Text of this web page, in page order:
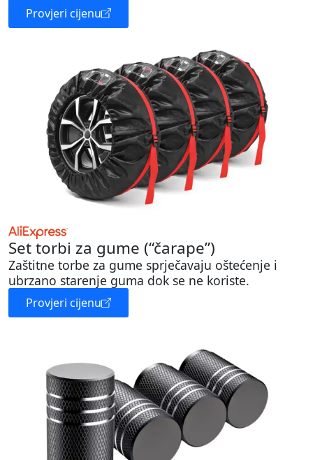
Provjeri cijenu
Set torbi za gume (“čarape”)
Zaštitne torbe za gume sprječavaju oštećenje i
ubrzano starenje guma dok se ne koriste.
Provjeri cijenu